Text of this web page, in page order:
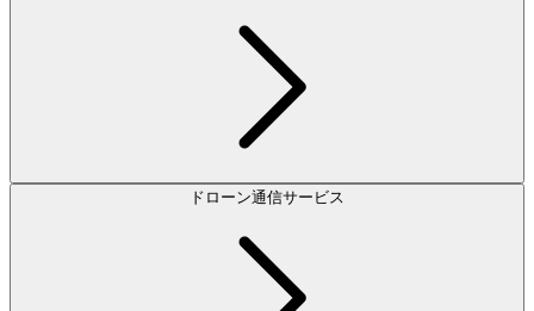
ドローン通信サービス